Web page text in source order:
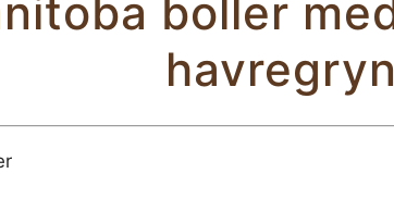
boller
havregryn